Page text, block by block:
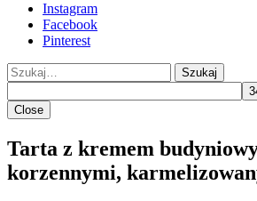
Instagram
Facebook
Pinterest
Szukaj
Close
Tarta z kremem
korzennymi,